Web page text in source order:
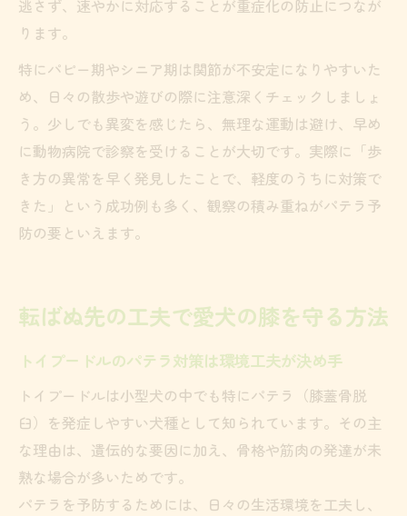
逃さず、速やかに対応することが重症化の防止につなが
ります。
特にパピー期やシニア期は関節が不安定になりやすいた
め、日々の散歩や遊びの際に注意深くチェックしましょ
う。少しでも異変を感じたら、無理な運動は避け、早め
に動物病院で診察を受けることが大切です。実際に「歩
き方の異常を早く発見したことで、軽度のうちに対策で
きた」という成功例も多く、観察の積み重ねがパテラ予
防の要といえます。
転ばぬ先の工夫で愛犬の膝を守る方法
トイプードルのパテラ対策は環境工夫が決め手
トイプードルは小型犬の中でも特にパテラ（膝蓋骨脱
臼）を発症しやすい犬種として知られています。その主
な理由は、遺伝的な要因に加え、骨格や筋肉の発達が未
熟な場合が多いためです。
パテラを予防するためには、日々の生活環境を工夫し、